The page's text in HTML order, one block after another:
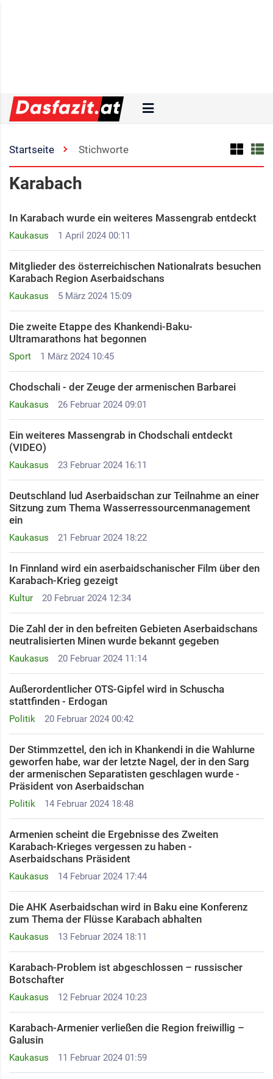
Startseite Stichworte
Karabach
Kaukasus 1 April 2024 00:11
In Karabach wurde ein weiteres Massengrab entdeckt
Kaukasus 5 März 2024 15:09
Mitglieder des österreichischen Nationalrats besuchen
Karabach Region Aserbaidschans
Sport 1 März 2024 10:45
Die zweite Etappe des Khankendi-Baku-
Ultramarathons hat begonnen ​
Kaukasus 26 Februar 2024 09:01
Chodschali - der Zeuge der armenischen Barbarei
Kaukasus 23 Februar 2024 16:11
Ein weiteres Massengrab in Chodschali entdeckt
(VIDEO)
Kaukasus 21 Februar 2024 18:22
Deutschland lud Aserbaidschan zur Teilnahme an einer
Sitzung zum Thema Wasserressourcenmanagement
ein
Kultur 20 Februar 2024 12:34
In Finnland wird ein aserbaidschanischer Film über den
Karabach-Krieg gezeigt
Kaukasus 20 Februar 2024 11:14
Die Zahl der in den befreiten Gebieten Aserbaidschans
neutralisierten Minen wurde bekannt gegeben
Politik 20 Februar 2024 00:42
Außerordentlicher OTS-Gipfel wird in Schuscha
stattfinden - Erdogan
Politik 14 Februar 2024 18:48
Der Stimmzettel, den ich in Khankendi in die Wahlurne
geworfen habe, war der letzte Nagel, der in den Sarg
der armenischen Separatisten geschlagen wurde -
Präsident von Aserbaidschan ​
Kaukasus 14 Februar 2024 17:44
Armenien scheint die Ergebnisse des Zweiten
Karabach-Krieges vergessen zu haben -
Aserbaidschans Präsident
Kaukasus 13 Februar 2024 18:11
Die AHK Aserbaidschan wird in Baku eine Konferenz
zum Thema der Flüsse Karabach abhalten
Kaukasus 12 Februar 2024 10:23
Karabach-Problem ist abgeschlossen – russischer
Botschafter ​
Kaukasus 11 Februar 2024 01:59
Karabach-Armenier verließen die Region freiwillig –
Galusin